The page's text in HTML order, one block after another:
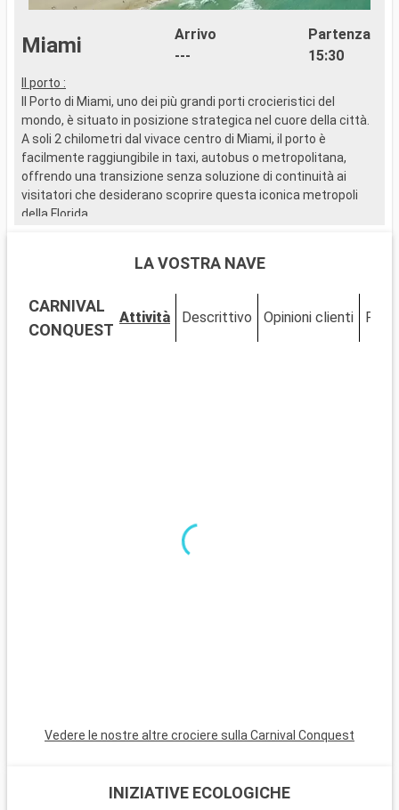
Miami
Arrivo
---
Partenza
15:30
Il porto :
Il Porto di Miami, uno dei più grandi porti crocieristici del
mondo, è situato in posizione strategica nel cuore della città.
A soli 2 chilometri dal vivace centro di Miami, il porto è
facilmente raggiungibile in taxi, autobus o metropolitana,
offrendo una transizione senza soluzione di continuità ai
visitatori che desiderano scoprire questa iconica metropoli
della Florida.
Miami è un vivace mix di cultura, arte e spiagge. Scoprite il
sue gallerie d'avanguardia. Lo storico quartiere Art Deco di
South Beach vi riporterà agli anni '30 con i suoi edifici colorati e
l'atmosfera vintage. Il vicino Everglades National Park offre la
paradiso di spiagge di sabbia bianca. Per i subacquei, le
barriere coralline di Key Largo offrono un'esperienza
LA VOSTRA NAVE
CARNIVAL
CONQUEST
Attività Descrittivo Opinioni clienti Ponti
Vedere le nostre altre crociere sulla Carnival Conquest
INIZIATIVE ECOLOGICHE